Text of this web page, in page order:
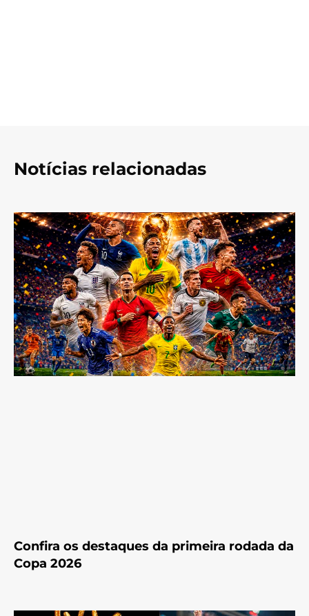
Notícias relacionadas
Confira os destaques da primeira rodada da
Copa 2026